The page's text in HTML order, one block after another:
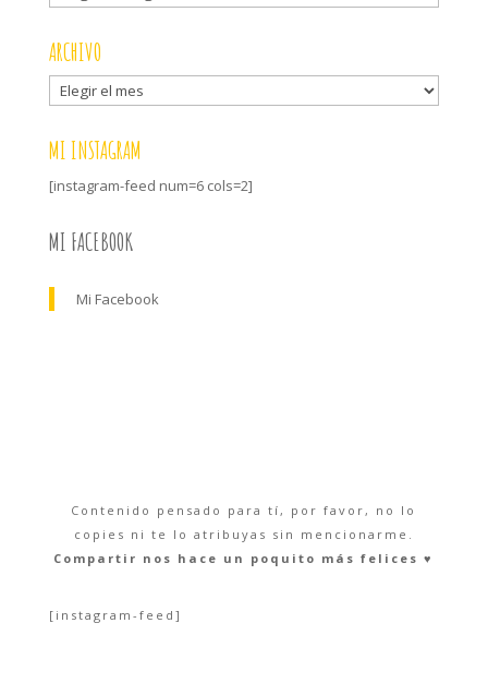
categorías
ARCHIVO
Archivo
MI INSTAGRAM
[instagram-feed num=6 cols=2]
MI FACEBOOK
Mi Facebook
Contenido pensado para tí, por favor, no lo
copies ni te lo atribuyas sin mencionarme.
Compartir nos hace un poquito más felices ♥︎
[instagram-feed]